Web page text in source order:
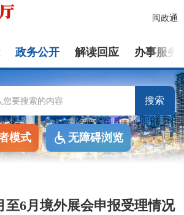
闽政通
政务公开 解读回应 办事服务
搜索
模式 无障碍浏览
至6月境外展会申报受理情况